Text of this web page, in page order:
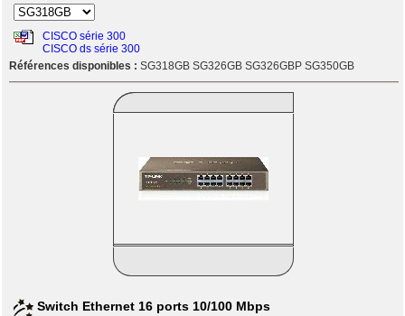
CISCO série 300
CISCO ds série 300
Références disponibles : SG318GB SG326GB SG326GBP SG350GB
Switch Ethernet 16 ports 10/100 Mbps